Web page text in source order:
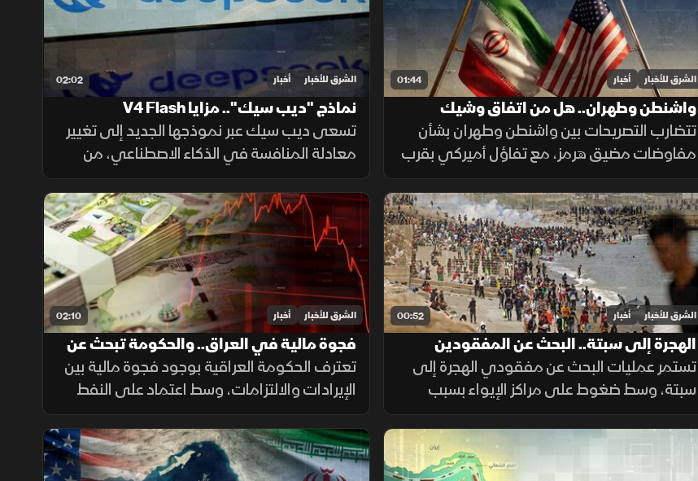
01:44 الشرق للأخبار أخبار
واشنطن وطهران.. هل من اتفاق وشيك
تتضارب التصريحات بين واشنطن وطهران بشأن
مفاوضات مضيق هرمز، مع تفاؤل أميركي بقرب
اتفاق محتمل ونفي إيراني لمحادثات مباشرة،
بينما تستمر الوساطات الإقليمية لخفض التوتر.
02:02 الشرق للأخبار أخبار
نماذج "ديب سيك".. مزايا V4 Flash
تسعى ديب سيك عبر نموذجها الجديد إلى تغيير
معادلة المنافسة في الذكاء الاصطناعي، من
خلال خفض تكلفة الاستخدام مع الحفاظ على
أداء مرتفع، في محاولة لجعل التقنية أكثر انتشارا.
00:52 الشرق للأخبار أخبار
الهجرة إلى سبتة.. البحث عن المفقودين
تستمر عمليات البحث عن مفقودي الهجرة إلى
سبتة، وسط ضغوط على مراكز الإيواء بسبب
أعداد القاصرين غير المصحوبين بذويهم،
ومطالبات بتوفير الحماية والرعاية للمهاجرين.
02:10 الشرق للأخبار أخبار
فجوة مالية في العراق.. والحكومة تبحث عن
حلول لضمان الرواتب
تعترف الحكومة العراقية بوجود فجوة مالية بين
الإيرادات والالتزامات، وسط اعتماد على النفط
لتمويل الإنفاق العام، فيما يحذر خبراء من
تداعيات تأخير الرواتب على الاقتصاد والأسواق.